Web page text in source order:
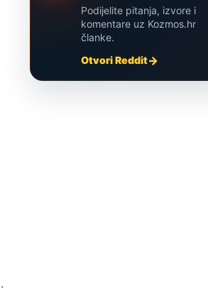
Podijelite pitanja, izvore i
komentare uz Kozmos.hr
članke.
Otvori Reddit